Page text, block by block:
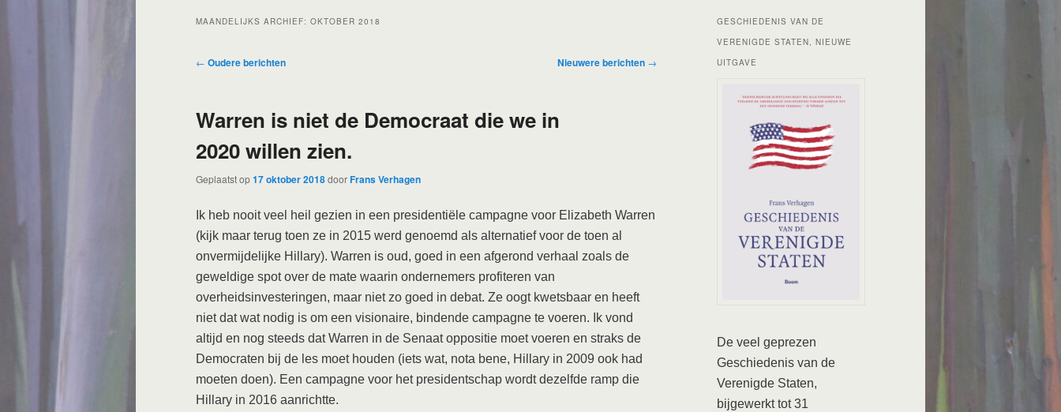
MAANDELIJKS ARCHIEF: OKTOBER 2018
Bericht
← Oudere berichten Nieuwere berichten →
Warren is niet de Democraat die we in
2020 willen zien.
Geplaatst op17 oktober 2018doorFrans Verhagen
Ik heb nooit veel heil gezien in een presidentiële campagne voor Elizabeth Warren
(kijk maar terug toen ze in 2015 werd genoemd als alternatief voor de toen al
onvermijdelijke Hillary). Warren is oud, goed in een afgerond verhaal zoals de
geweldige spot over de mate waarin ondernemers profiteren van
overheidsinvesteringen, maar niet zo goed in debat. Ze oogt kwetsbaar en heeft
niet dat wat nodig is om een visionaire, bindende campagne te voeren. Ik vond
altijd en nog steeds dat Warren in de Senaat oppositie moet voeren en straks de
Democraten bij de les moet houden (iets wat, nota bene, Hillary in 2009 ook had
moeten doen). Een campagne voor het presidentschap wordt dezelfde ramp die
Hillary in 2016 aanrichtte.
GESCHIEDENIS VAN DE
VERENIGDE STATEN, NIEUWE
UITGAVE
De veel geprezen
Geschiedenis van de
Verenigde Staten,
bijgewerkt tot 31